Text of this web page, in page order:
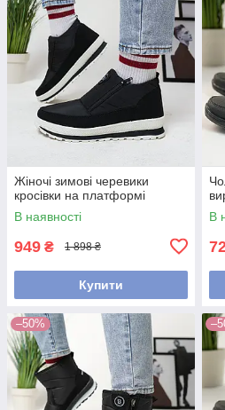
Жіночі зимові черевики
кросівки на платформі
В наявності
949 ₴ 1 898 ₴
Купити
В
–50%